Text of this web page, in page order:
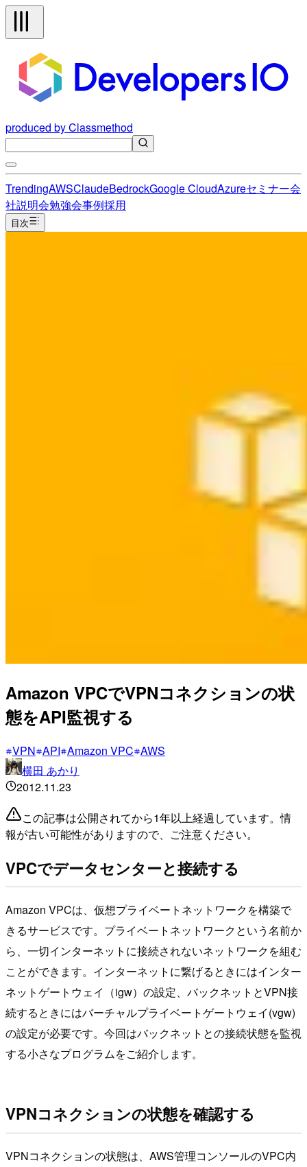
produced by Classmethod
TrendingAWSClaudeBedrockGoogle CloudAzureセミナー会
社説明会勉強会事例採用
目次
Amazon VPCでVPNコネクションの状
態をAPI監視する
VPN API Amazon VPC AWS
横田 あかり
2012.11.23
この記事は公開されてから1年以上経過しています。情
報が古い可能性がありますので、ご注意ください。
VPCでデータセンターと接続する
Amazon VPCは、仮想プライベートネットワークを構築で
きるサービスです。プライベートネットワークという名前か
ら、一切インターネットに接続されないネットワークを組む
ことができます。インターネットに繋げるときにはインター
ネットゲートウェイ（igw）の設定、バックネットとVPN接
続するときにはバーチャルプライベートゲートウェイ(vgw)
の設定が必要です。今回はバックネットとの接続状態を監視
する小さなプログラムをご紹介します。
VPNコネクションの状態を確認する
VPNコネクションの状態は、AWS管理コンソールのVPC内